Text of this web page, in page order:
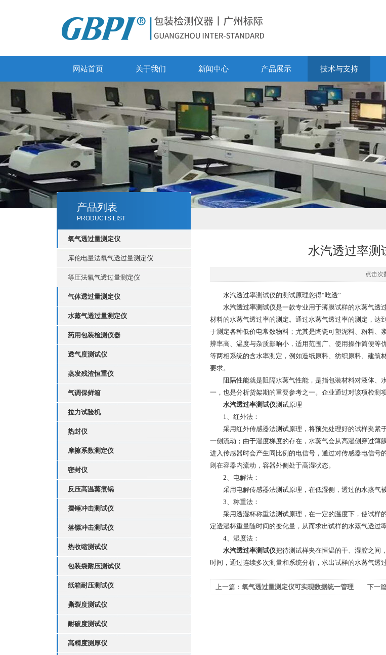
网站首页 关于我们 新闻中心 产品展示 技术与支持
产品列表
PRODUCTS LIST
氧气透过量测定仪
库伦电量法氧气透过量测定仪
等圧法氧气透过量测定仪
气体透过量测定仪
水蒸气透过量测定仪
药用包装检测仪器
透气度测试仪
蒸发残渣恒重仪
气调保鲜箱
拉力试验机
热封仪
摩擦系数测定仪
密封仪
反压高温蒸煮锅
摆锤冲击测试仪
落镖冲击测试仪
热收缩测试仪
包装袋耐压测试仪
纸箱耐压测试仪
撕裂度测试仪
耐破度测试仪
高精度测厚仪
水汽透过率测
点击次
水汽透过率测试仪的测试原理您得“吃透”
水汽透过率测试仪是一款专业用于薄膜试样的水蒸气透
材料的水蒸气透过率的测定。通过水蒸气透过率的测定，达
于测定各种低价电常数物料；尤其是陶瓷可塑泥料、粉料
辨率高、温度与杂质影响小，适用范围广、使用操作简便
等两相系统的含水率测定，例如造纸原料、纺织原料、建
要求。
阻隔性能就是阻隔水蒸气性能，是指包装材料对液体、
一，也是分析货架期的重要参考之一。企业通过对该项检测
水汽透过率测试仪测试原理
1、红外法：
采用红外传感器法测试原理，将预先处理好的试样夹紧
一侧流动；由于湿度梯度的存在，水蒸气会从高湿侧穿过薄
进入传感器时会产生同比例的电信号，通过对传感器电信
则在容器内流动，容器外侧处于高湿状态。
2、电解法：
采用电解传感器法测试原理，在低湿侧，透过的水蒸气被
3、称重法：
采用透湿杯称重法测试原理，在一定的温度下，使试样
定透湿杯重量随时间的变化量，从而求出试样的水蒸气透过率
4、湿度法：
水汽透过率测试仪把待测试样夹在恒温的干、湿腔之间
时间，通过连续多次测量和系统分析，求出试样的水蒸气透
上一篇： 氧气透过量测定仪可实现数据统一管理 下一